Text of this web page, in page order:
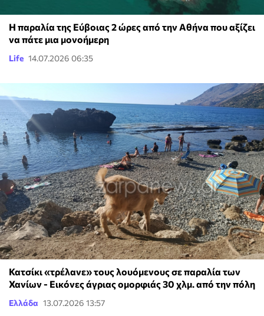
Η παραλία της Εύβοιας 2 ώρες από την Αθήνα που αξίζει
να πάτε μια μονοήμερη
Life 14.07.2026 06:35
Κατσίκι «τρέλανε» τους λουόμενους σε παραλία των
Χανίων - Εικόνες άγριας ομορφιάς 30 χλμ. από την πόλη
Ελλάδα 13.07.2026 13:57